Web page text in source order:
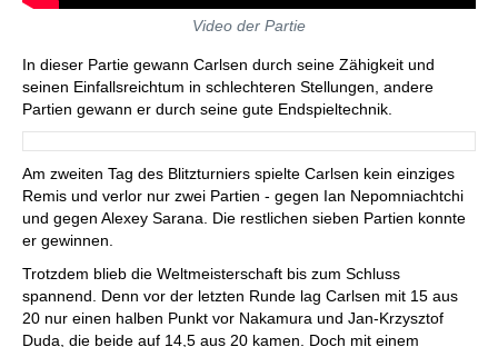
Video der Partie
In dieser Partie gewann Carlsen durch seine Zähigkeit und
seinen Einfallsreichtum in schlechteren Stellungen, andere
Partien gewann er durch seine gute Endspieltechnik.
Am zweiten Tag des Blitzturniers spielte Carlsen kein einziges
Remis und verlor nur zwei Partien - gegen Ian Nepomniachtchi
und gegen Alexey Sarana. Die restlichen sieben Partien konnte
er gewinnen.
Trotzdem blieb die Weltmeisterschaft bis zum Schluss
spannend. Denn vor der letzten Runde lag Carlsen mit 15 aus
20 nur einen halben Punkt vor Nakamura und Jan-Krzysztof
Duda, die beide auf 14,5 aus 20 kamen. Doch mit einem